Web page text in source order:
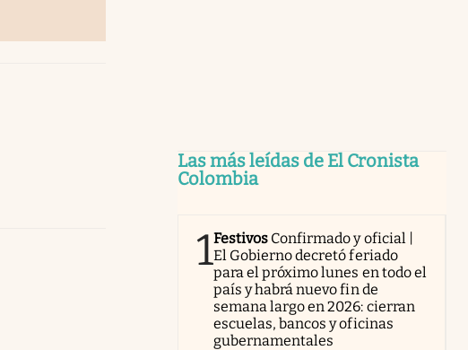
Las más leídas de El Cronista
Colombia
1Festivos Confirmado y oficial |
El Gobierno decretó feriado
para el próximo lunes en todo el
país y habrá nuevo fin de
semana largo en 2026: cierran
escuelas, bancos y oficinas
gubernamentales